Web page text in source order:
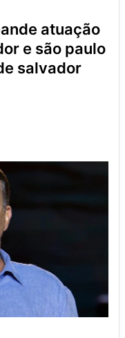
e são paulo
salvador